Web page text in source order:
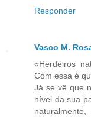
Responder
Vasco M.
«Herdeiros
Com essa é
Já se vê que
nível da sua